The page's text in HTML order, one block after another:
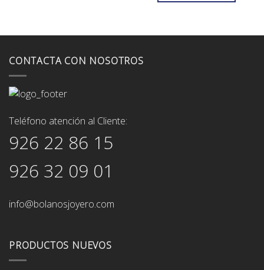
CONTACTA CON NOSOTROS
Teléfono atención al Cliente:
926 22 86 15
926 32 09 01
info@bolanosjoyero.com
PRODUCTOS NUEVOS